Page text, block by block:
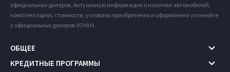
официальных дилеров. Актуальную информацию о наличии автомобилей,
комплектациях, стоимости, условиях приобретения и оформления уточняйте
у официальных дилеров VOYAH.
ОБЩЕЕ
КРЕДИТНЫЕ ПРОГРАММЫ